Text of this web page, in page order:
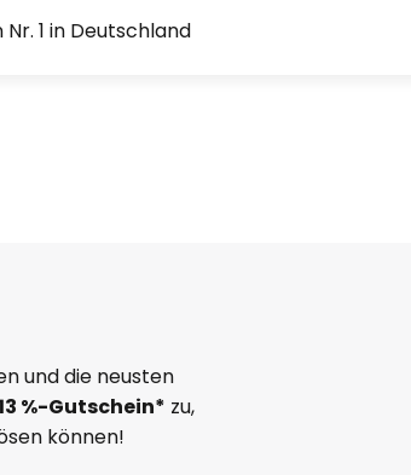
1 in Deutschland
und die neusten
%-Gutschein* zu,
können!